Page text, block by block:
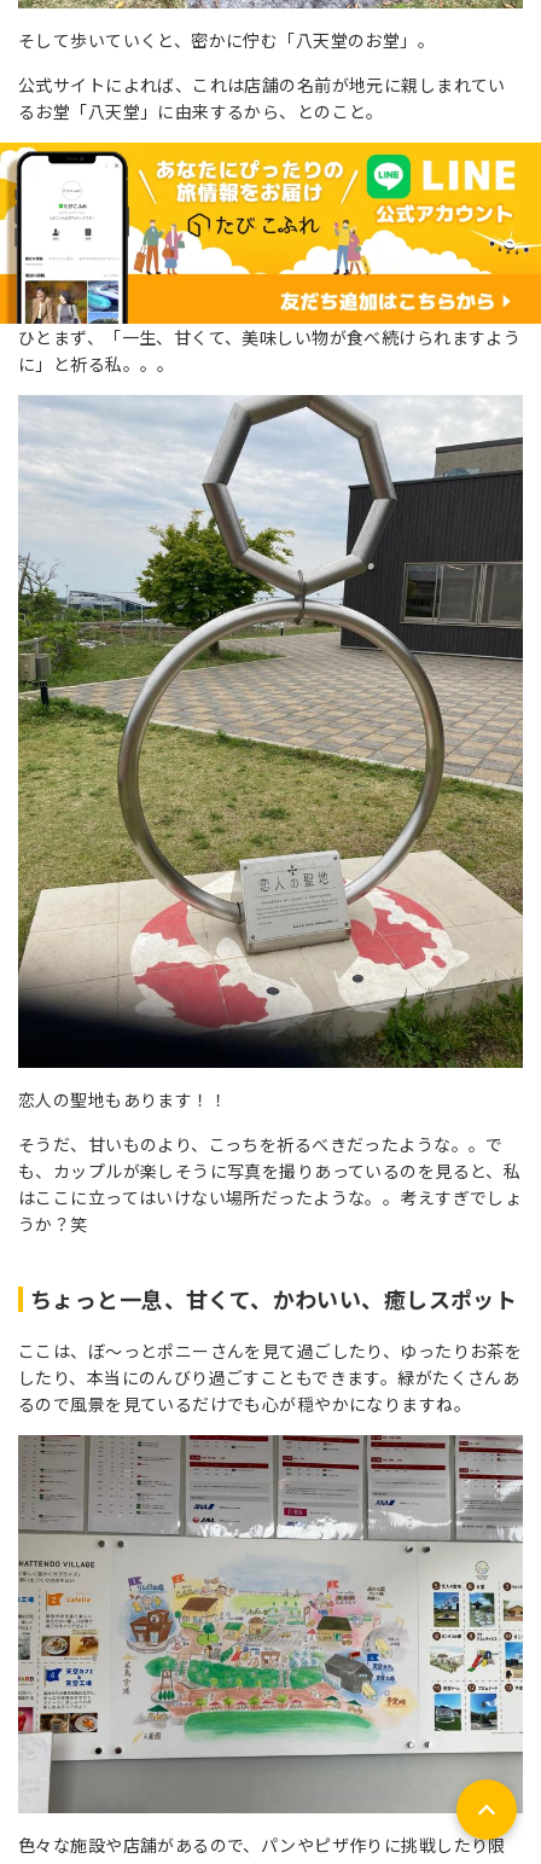
そして歩いていくと、密かに佇む「八天堂のお堂」。
公式サイトによれば、これは店舗の名前が地元に親しまれてい
るお堂「八天堂」に由来するから、とのこと。
ひとまず、「一生、甘くて、美味しい物が食べ続けられますよう
に」と祈る私。。。
恋人の聖地もあります！！
そうだ、甘いものより、こっちを祈るべきだったような。。で
も、カップルが楽しそうに写真を撮りあっているのを見ると、私
はここに立ってはいけない場所だったような。。考えすぎでしょ
うか？笑
ちょっと一息、甘くて、かわいい、癒しスポット
ここは、ぼ～っとポニーさんを見て過ごしたり、ゆったりお茶を
したり、本当にのんびり過ごすこともできます。緑がたくさんあ
るので風景を見ているだけでも心が穏やかになりますね。
色々な施設や店舗があるので、パンやピザ作りに挑戦したり限